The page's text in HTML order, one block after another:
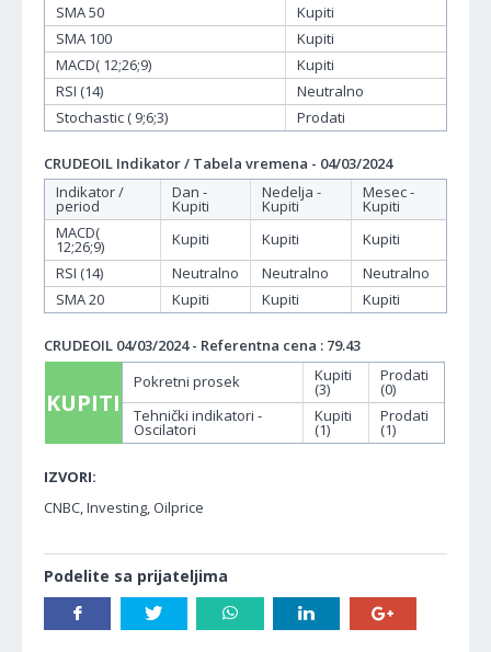
SMA 50
Kupiti
SMA 100
Kupiti
MACD( 12;26;9)
Kupiti
RSI (14)
Neutralno
Stochastic ( 9;6;3)
Prodati
CRUDEOIL Indikator / Tabela vremena - 04/03/2024
Indikator /
period
Dan -
Kupiti
Nedelja -
Kupiti
Mesec -
Kupiti
MACD(
12;26;9) Kupiti Kupiti
Kupiti
RSI (14)
Neutralno Neutralno
Neutralno
SMA 20
Kupiti Kupiti Kupiti
CRUDEOIL 04/03/2024 - Referentna cena : 79.43
KUPITI
Pokretni prosek Kupiti
(3)
Prodati
(0)
Tehnički indikatori -
Oscilatori
Kupiti
(1)
Prodati
(1)
IZVORI:
CNBC, Investing, Oilprice
Podelite sa prijateljima